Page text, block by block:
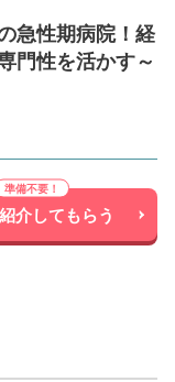
急性期病院！経
門性を活かす～
介してもらう